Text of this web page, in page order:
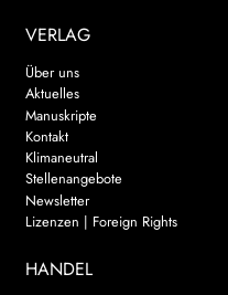
VERLAG
Über uns
Aktuelles
Manuskripte
Kontakt
Klimaneutral
Stellenangebote
Newsletter
Lizenzen | Foreign Rights
HANDEL